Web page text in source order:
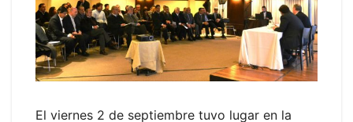
El viernes 2 de septiembre tuvo lugar en la